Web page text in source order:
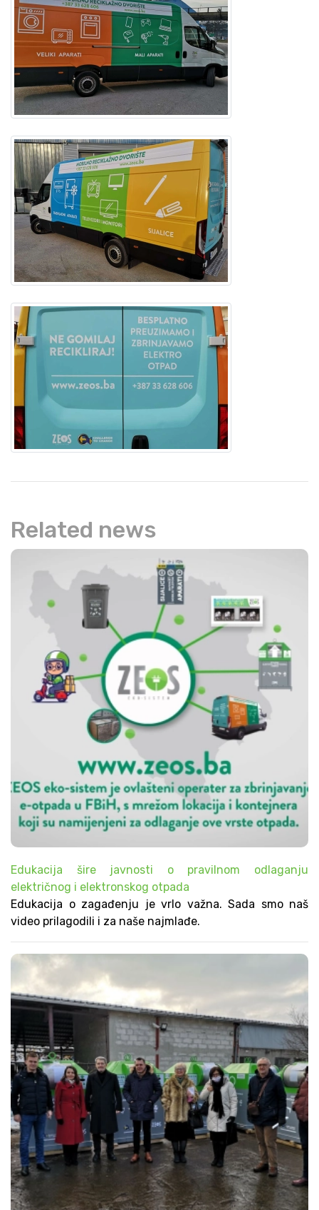
Related news
Edukacija šire javnosti o pravilnom odlaganju
električnog i elektronskog otpada
Edukacija o zagađenju je vrlo važna. Sada smo naš
video prilagodili i za naše najmlađe.